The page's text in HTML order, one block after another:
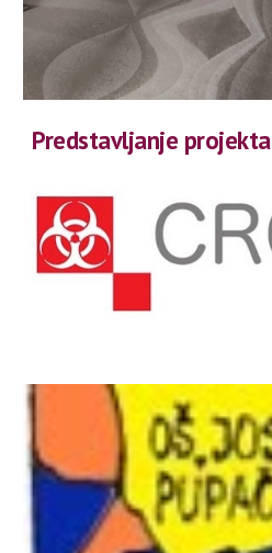
Predstavljanje projekta